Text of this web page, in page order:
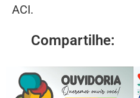
ACI.
Compartilhe: